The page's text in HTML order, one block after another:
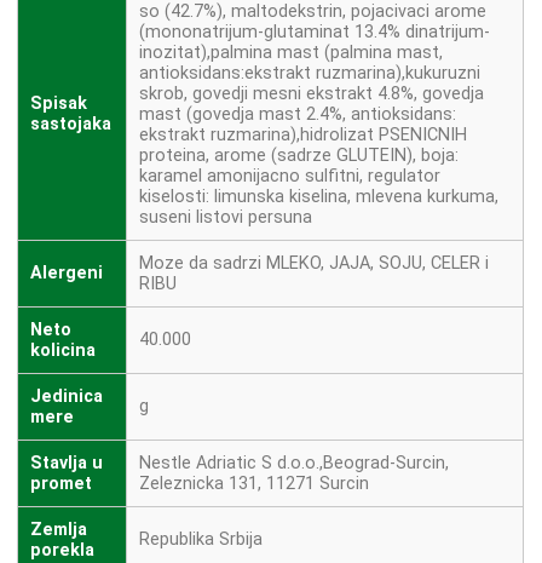
Spisak
sastojaka
so (42.7%), maltodekstrin, pojacivaci arome
(mononatrijum-glutaminat 13.4% dinatrijum-
inozitat),palmina mast (palmina mast,
antioksidans:ekstrakt ruzmarina),kukuruzni
skrob, govedji mesni ekstrakt 4.8%, govedja
mast (govedja mast 2.4%, antioksidans:
ekstrakt ruzmarina),hidrolizat PSENICNIH
proteina, arome (sadrze GLUTEIN), boja:
karamel amonijacno sulfitni, regulator
kiselosti: limunska kiselina, mlevena kurkuma,
suseni listovi persuna
Alergeni
Moze da sadrzi MLEKO, JAJA, SOJU, CELER i
RIBU
Neto
kolicina
40.000
Jedinica
mere
g
Stavlja u
promet
Nestle Adriatic S d.o.o.,Beograd-Surcin,
Zeleznicka 131, 11271 Surcin
Zemlja
porekla
Republika Srbija